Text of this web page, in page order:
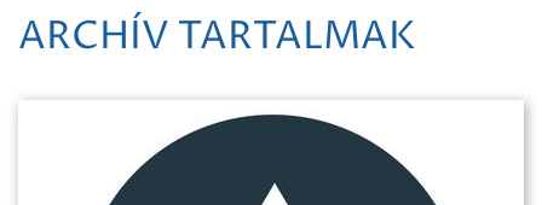
ARCHÍV TARTALMAK